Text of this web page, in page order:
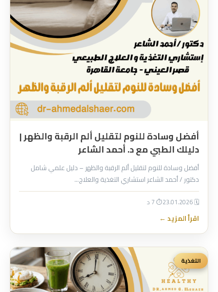
أفضل وسادة للنوم لتقليل ألم الرقبة والظهر |
دليلك الطبي مع د. أحمد الشاعر
أفضل وسادة للنوم لتقليل ألم الرقبة والظهر – دليل علمي شامل
دكتور / أحمد الشاعر استشاري التغذية والعلاج…
🗓 23.01.2026 ⏱ 7 د
اقرأ المزيد ←
التغذية